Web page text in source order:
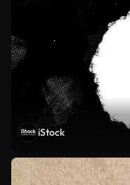
iStock